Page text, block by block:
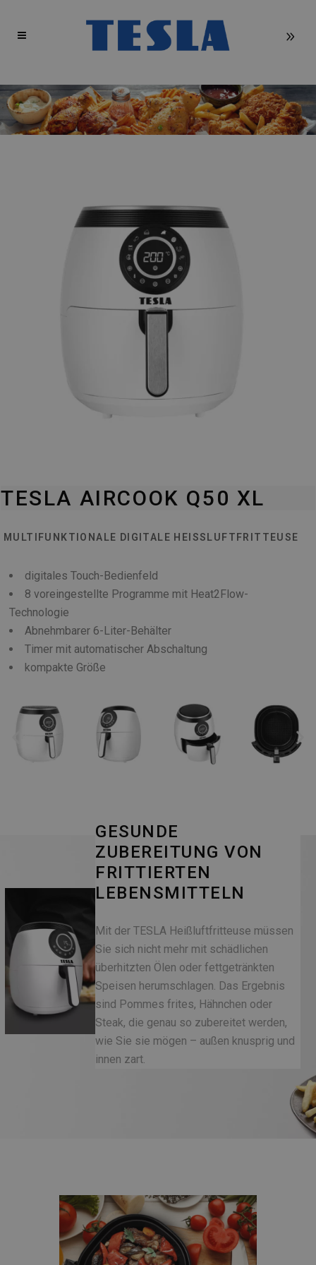
TESLA AIRCOOK Q50 XL
MULTIFUNKTIONALE DIGITALE HEISSLUFTFRITTEUSE
digitales Touch-Bedienfeld
8 voreingestellte Programme mit Heat2Flow-
Technologie
Abnehmbarer 6-Liter-Behälter
Timer mit automatischer Abschaltung
kompakte Größe
GESUNDE
ZUBEREITUNG VON
FRITTIERTEN
LEBENSMITTELN
Mit der TESLA Heißluftfritteuse müssen
Sie sich nicht mehr mit schädlichen
überhitzten Ölen oder fettgetränkten
Speisen herumschlagen. Das Ergebnis
sind Pommes frites, Hähnchen oder
Steak, die genau so zubereitet werden,
wie Sie sie mögen – außen knusprig und
innen zart.